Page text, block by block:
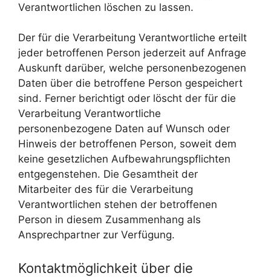
Verantwortlichen löschen zu lassen.
Der für die Verarbeitung Verantwortliche erteilt
jeder betroffenen Person jederzeit auf Anfrage
Auskunft darüber, welche personenbezogenen
Daten über die betroffene Person gespeichert
sind. Ferner berichtigt oder löscht der für die
Verarbeitung Verantwortliche
personenbezogene Daten auf Wunsch oder
Hinweis der betroffenen Person, soweit dem
keine gesetzlichen Aufbewahrungspflichten
entgegenstehen. Die Gesamtheit der
Mitarbeiter des für die Verarbeitung
Verantwortlichen stehen der betroffenen
Person in diesem Zusammenhang als
Ansprechpartner zur Verfügung.
Kontaktmöglichkeit über die